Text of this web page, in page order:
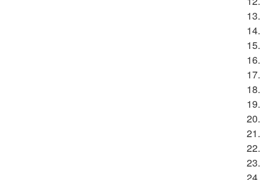
13.
14.
15.
16.
17.
18.
19.
20.
21.
22.
23.